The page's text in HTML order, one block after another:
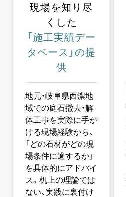
現場を知り尽
くした
「施工実績デー
タベース」の提
供
地元・岐阜県西濃地
域での庭石撤去・解
体工事を実際に手が
ける現場経験から、
「どの石材がどの現
場条件に適するか」
を具体的にアドバイ
ス。机上の理論では
ない、実践に裏付け